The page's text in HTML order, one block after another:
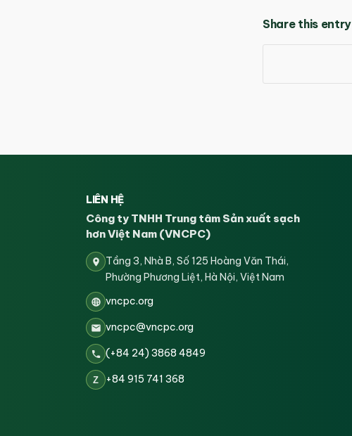
Share this entry
LIÊN HỆ
Công ty TNHH Trung tâm Sản xuất sạch
hơn Việt Nam (VNCPC)
Tầng 3, Nhà B, Số 125 Hoàng Văn Thái,
Phường Phương Liệt, Hà Nội, Việt Nam
vncpc.org
vncpc@vncpc.org
(+84 24) 3868 4849
Z +84 915 741 368